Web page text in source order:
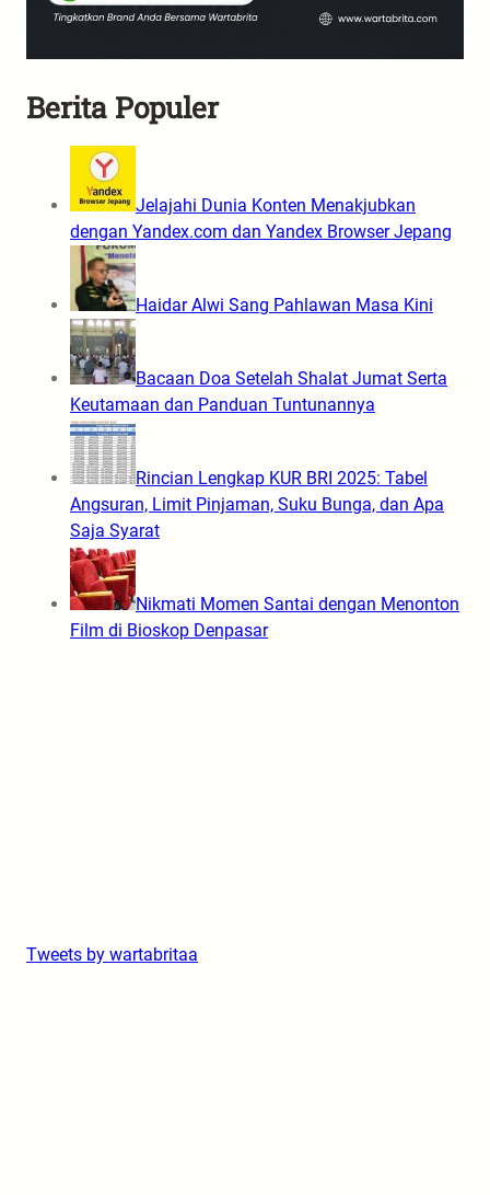
Berita Populer
Jelajahi Dunia Konten Menakjubkan
dengan Yandex.com dan Yandex Browser Jepang
Haidar Alwi Sang Pahlawan Masa Kini
Bacaan Doa Setelah Shalat Jumat Serta
Keutamaan dan Panduan Tuntunannya
Rincian Lengkap KUR BRI 2025: Tabel
Angsuran, Limit Pinjaman, Suku Bunga, dan Apa
Saja Syarat
Nikmati Momen Santai dengan Menonton
Film di Bioskop Denpasar
Tweets by wartabritaa